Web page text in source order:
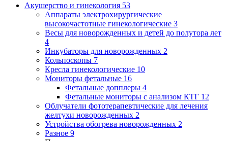
Акушерство и гинекология 53
Аппараты электрохирургические
высокочастотные гинекологические 3
Весы для новорожденных и детей до полутора лет
4
Инкубаторы для новорожденных 2
Кольпоскопы 7
Кресла гинекологические 10
Мониторы фетальные 16
Фетальные допплеры 4
Фетальные мониторы с анализом КТГ 12
Облучатели фототерапевтические для лечения
желтухи новорожденных 2
Устройства обогрева новорожденных 2
Разное 9